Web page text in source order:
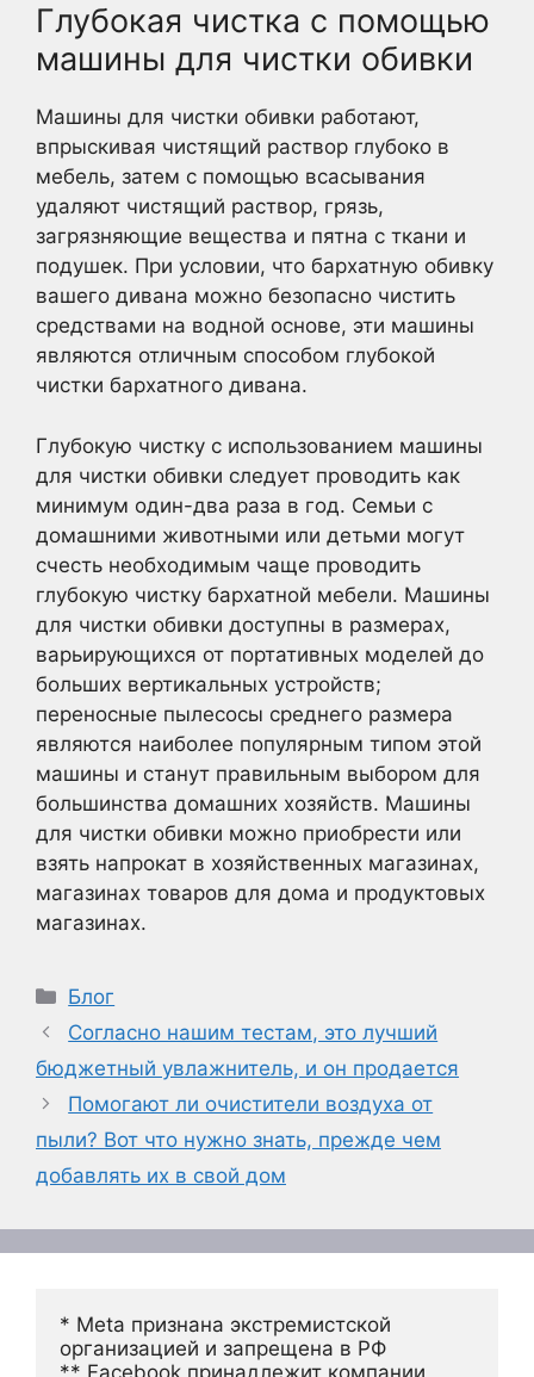
Глубокая чистка с помощью
машины для чистки обивки
Машины для чистки обивки работают,
впрыскивая чистящий раствор глубоко в
мебель, затем с помощью всасывания
удаляют чистящий раствор, грязь,
загрязняющие вещества и пятна с ткани и
подушек. При условии, что бархатную обивку
вашего дивана можно безопасно чистить
средствами на водной основе, эти машины
являются отличным способом глубокой
чистки бархатного дивана.
Глубокую чистку с использованием машины
для чистки обивки следует проводить как
минимум один-два раза в год. Семьи с
домашними животными или детьми могут
счесть необходимым чаще проводить
глубокую чистку бархатной мебели. Машины
для чистки обивки доступны в размерах,
варьирующихся от портативных моделей до
больших вертикальных устройств;
переносные пылесосы среднего размера
являются наиболее популярным типом этой
машины и станут правильным выбором для
большинства домашних хозяйств. Машины
для чистки обивки можно приобрести или
взять напрокат в хозяйственных магазинах,
магазинах товаров для дома и продуктовых
магазинах.
Рубрики
Блог
Согласно нашим тестам, это лучший
бюджетный увлажнитель, и он продается
Помогают ли очистители воздуха от
пыли? Вот что нужно знать, прежде чем
добавлять их в свой дом
* Meta признана экстремистской
организацией и запрещена в РФ
** Facebook принадлежит компании